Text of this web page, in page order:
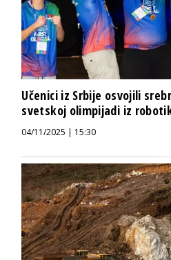
Učenici iz Srbije osvojili
svetskoj olimpijadi iz
04/11/2025 | 15:30